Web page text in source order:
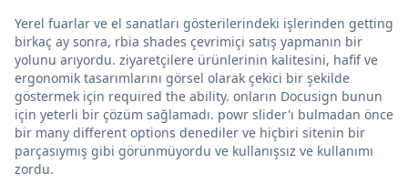
Yerel fuarlar ve el sanatları gösterilerindeki işlerinden getting
birkaç ay sonra, rbia shades çevrimiçi satış yapmanın bir
yolunu arıyordu. ziyaretçilere ürünlerinin kalitesini, hafif ve
ergonomik tasarımlarını görsel olarak çekici bir şekilde
göstermek için required the ability. onların Docusign bunun
için yeterli bir çözüm sağlamadı. powr slider'ı bulmadan önce
bir many different options denediler ve hiçbiri sitenin bir
parçasıymış gibi görünmüyordu ve kullanışsız ve kullanımı
zordu.